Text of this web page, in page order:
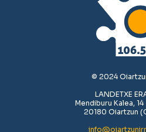
© 2024
LANDETXE
Mendiburu Kalea,
20180 Oiartzun